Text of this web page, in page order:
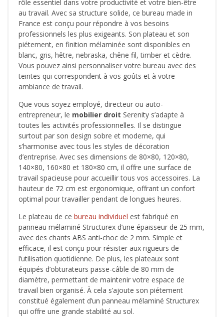
rôle essentiel dans votre productivité et votre bien-être
au travail. Avec sa structure solide, ce bureau made in
France est conçu pour répondre à vos besoins
professionnels les plus exigeants. Son plateau et son
piétement, en finition mélaminée sont disponibles en
blanc, gris, hêtre, nebraska, chêne fil, timber et cèdre.
Vous pouvez ainsi personnaliser votre bureau avec des
teintes qui correspondent à vos goûts et à votre
ambiance de travail.
Que vous soyez employé, directeur ou auto-
entrepreneur, le mobilier droit Serenity s’adapte à
toutes les activités professionnelles. Il se distingue
surtout par son design sobre et moderne, qui
s’harmonise avec tous les styles de décoration
d’entreprise. Avec ses dimensions de 80×80, 120×80,
140×80, 160×80 et 180×80 cm, il offre une surface de
travail spacieuse pour accueillir tous vos accessoires. La
hauteur de 72 cm est ergonomique, offrant un confort
optimal pour travailler pendant de longues heures.
Le plateau de ce bureau individuel est fabriqué en
panneau mélaminé Structurex d’une épaisseur de 25 mm,
avec des chants ABS anti-choc de 2 mm. Simple et
efficace, il est conçu pour résister aux rigueurs de
l’utilisation quotidienne. De plus, les plateaux sont
équipés d’obturateurs passe-câble de 80 mm de
diamètre, permettant de maintenir votre espace de
travail bien organisé. À cela s’ajoute son piétement
constitué également d’un panneau mélaminé Structurex
qui offre une grande stabilité au sol.